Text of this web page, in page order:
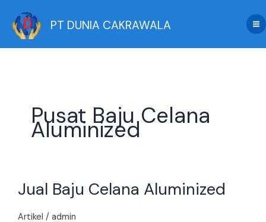
content
PT DUNIA CAKRAWALA
Pusat Baju Celana
Aluminized
Jual Baju Celana Aluminized
Artikel / admin
Baju
Aluminized